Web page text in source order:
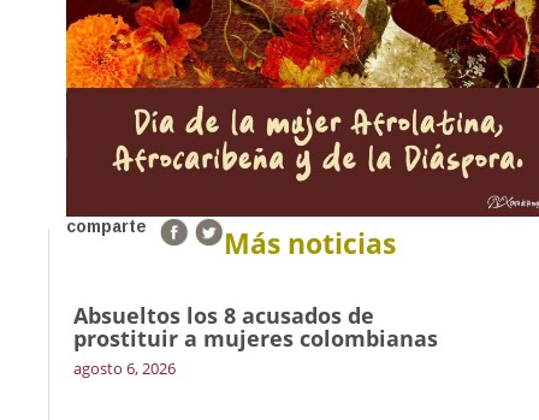
comparte Más noticias
Absueltos los 8 acusados de
prostituir a mujeres colombianas
agosto 6, 2026